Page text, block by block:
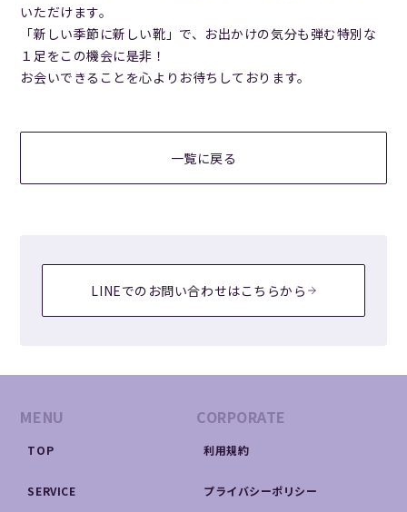
いただけます。
「新しい季節に新しい靴」で、お出かけの気分も弾む特別な
１足をこの機会に是非！
お会いできることを心よりお待ちしております。
一覧に戻る
LINEでのお問い合わせはこちらから
MENU
TOP
SERVICE
CORPORATE
利用規約
プライバシーポリシー